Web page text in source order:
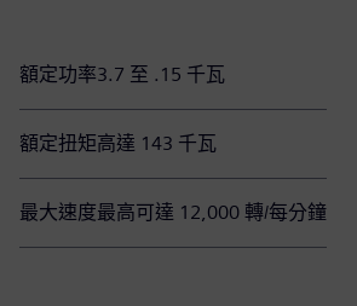
額定功率3.7 至 .15 千瓦
額定扭矩高達 143 千瓦
最大速度最高可達 12,000 轉/每分鐘